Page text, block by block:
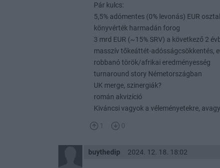
Pár kulcs:
5,5% adómentes (0% levonás) EUR
könyvérték harmadán forog
3 mrd EUR (~15% SRV) a következő 2
masszív tőkeáttét-adósságcsökkentés,
robbanó török/afrikai eredményesség
turnaround story Németországban
UK merge, szinergiák?
román akvizíció
Kiváncsi vagyok a véleményetekre,
1 0
buythedip 2024. 12. 18. 18:02